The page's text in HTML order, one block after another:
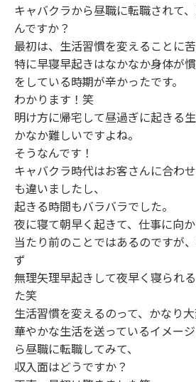
キャバクラから昼職に転職されて
んですか？
最初は、生活習慣を変えることに苦
特に早寝早起きはなかなか身体が
をしている時期が辛かったです。
わかります！笑
明け方に帰宅して昼過ぎに起きる
かなか難しいですよね。
そうなんです！
キャバクラ時代はお客さんに合わ
も違いましたし、
起きる時間もバラバラでした。
夜に寝て朝早く起きて、仕事に向か
当たり前のことではあるのですが
ず
無理矢理早起きして夜早く寝られ
た笑
生活習慣を変えるのって、かなり大
華やかな生活を送っているイメー
ら昼職に転職してみて、
収入面はどうですか？